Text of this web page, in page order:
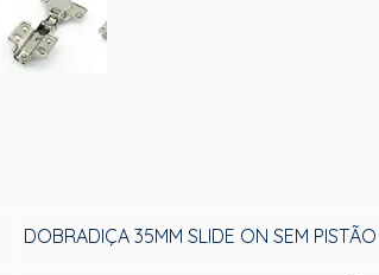
DOBRADIÇA 35MM SLIDE ON SEM